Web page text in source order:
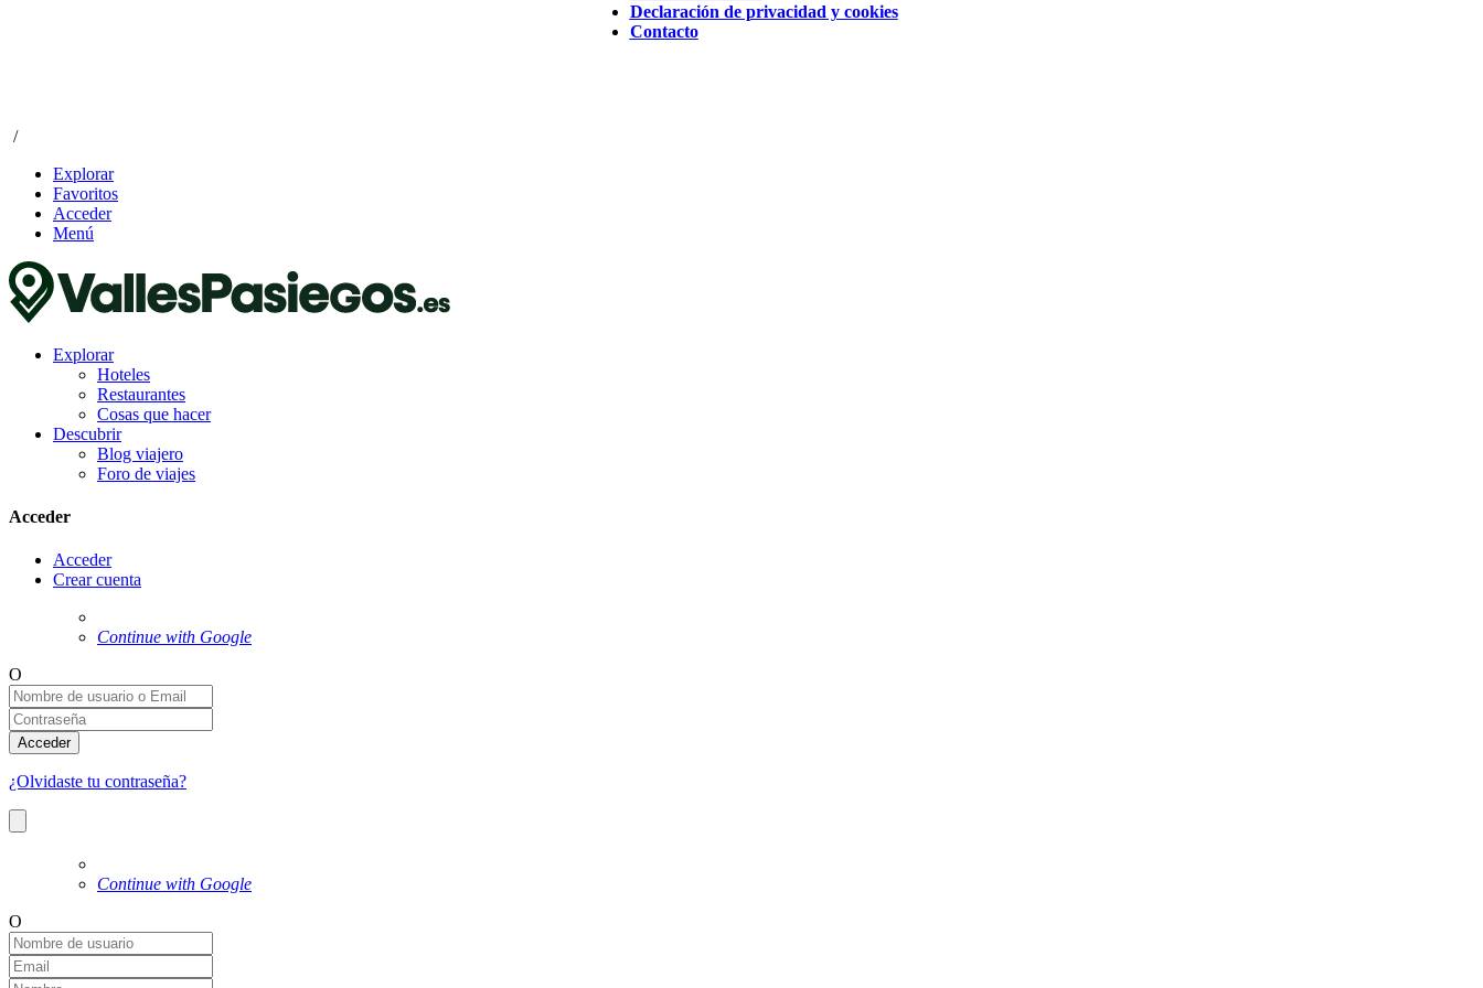
Declaración de privacidad y cookies
Contacto
/
Explorar
Favoritos
Acceder
Menú
Explorar
Hoteles
Restaurantes
Cosas que hacer
Descubrir
Blog viajero
Foro de viajes
Acceder
Acceder
Crear cuenta
Continue with Google
O
Acceder
¿Olvidaste tu contraseña?
Continue with Google
O